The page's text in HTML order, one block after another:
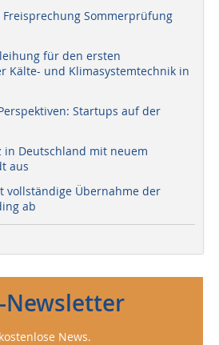
Sommerprüfung
für den ersten
Kälte- und Klimasystemtechnik in
Startups auf der
in Deutschland mit neuem
aus
vollständige Übernahme der
ab
Newsletter
News.